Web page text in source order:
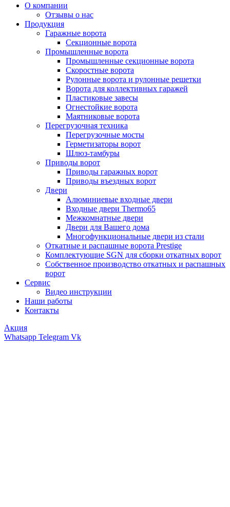
О компании
Отзывы о нас
Продукция
Гаражные ворота
Секционные ворота
Промышленные ворота
Промышленные секционные ворота
Скоростные ворота
Рулонные ворота и рулонные решетки
Ворота для коллективных гаражей
Пластиковые завесы
Огнестойкие ворота
Маятниковые ворота
Перегрузочная техника
Перегрузочные мосты
Герметизаторы ворот
Шлюз-тамбуры
Приводы ворот
Приводы гаражных ворот
Приводы въездных ворот
Двери
Алюминиевые входные двери
Входные двери Thermo65
Межкомнатные двери
Двери для Вашего дома
Многофункциональные двери из стали
Откатные и распашные ворота Prestige
Комплектующие SGN для сборки откатных ворот
Собственное производство откатных и распашных
ворот
Сервис
Видео инструкции
Наши работы
Контакты
Акция
Whatsapp Telegram Vk